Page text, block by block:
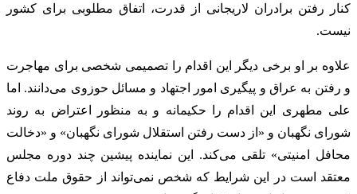
کنار رفتن برادران لاریجانی از قدرت، اتفاق مطلوبی برای کشور
نیست.
علاوه بر او برخی دیگر این اقدام را تصمیمی شخصی برای مهاجرت
و رفتن به عراق و پیگیری امور اجتهاد و مسائل حوزوی می‌دانند. اما
علی مطهری این اقدام را حکیمانه و به منظور اعتراض به روند
شورای نگهبان و «از دست رفتن استقلال شورای نگهبان» و «دخالت
محافل امنیتی» تلقی می‌کند. این نماینده پیشین چند دوره مجلس
معتقد است در این شرایط که شخص نمی‌تواند از حقوق ملت دفاع